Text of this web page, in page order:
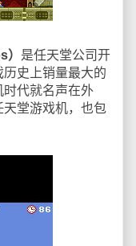
是任天堂公司开
史上销量最大的
时代就名声在外
堂游戏机，也包